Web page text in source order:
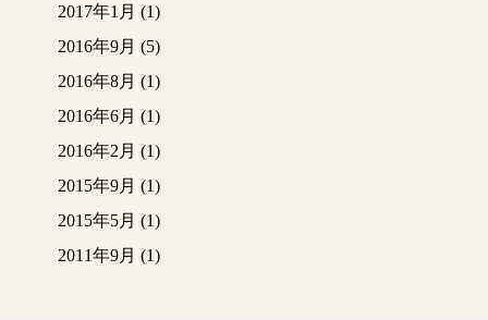
2017年1月 (1)
2016年9月 (5)
2016年8月 (1)
2016年6月 (1)
2016年2月 (1)
2015年9月 (1)
2015年5月 (1)
2011年9月 (1)